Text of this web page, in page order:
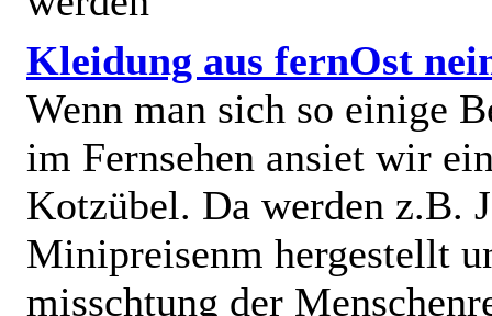
Kleidung aus fernOst
Wenn man sich so einige
im Fernsehen ansiet wir
Kotzübel. Da werden z.B.
Minipreisenm hergestellt
misschtung der